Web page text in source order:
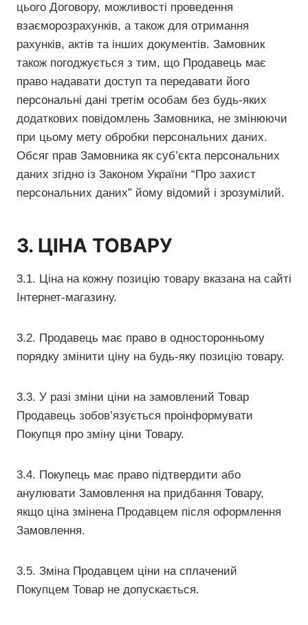
цього Договору, можливості проведення
взаєморозрахунків, а також для отримання
рахунків, актів та інших документів. Замовник
також погоджується з тим, що Продавець має
право надавати доступ та передавати його
персональні дані третім особам без будь-яких
додаткових повідомлень Замовника, не змінюючи
при цьому мету обробки персональних даних.
Обсяг прав Замовника як суб’єкта персональних
даних згідно із Законом України “Про захист
персональних даних” йому відомий і зрозумілий.
3. ЦІНА ТОВАРУ
3.1. Ціна на кожну позицію товару вказана на сайті
Інтернет-магазину.
3.2. Продавець має право в односторонньому
порядку змінити ціну на будь-яку позицію товару.
3.3. У разі зміни ціни на замовлений Товар
Продавець зобов’язується проінформувати
Покупця про зміну ціни Товару.
3.4. Покупець має право підтвердити або
анулювати Замовлення на придбання Товару,
якщо ціна змінена Продавцем після оформлення
Замовлення.
3.5. Зміна Продавцем ціни на сплачений
Покупцем Товар не допускається.